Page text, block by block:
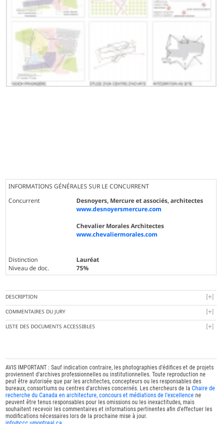
INFORMATIONS GÉNÉRALES SUR LE CONCURRENT
Concurrent
Desnoyers, Mercure et associés, architectes
www.desnoyersmercure.com
Chevalier Morales Architectes
www.chevaliermorales.com
Distinction
Lauréat
Niveau de doc.
75%
DESCRIPTION
COMMENTAIRES DU JURY
LISTE DES DOCUMENTS ACCESSIBLES
AVIS IMPORTANT : Sauf indication contraire, les photographies d'édifices et de projets
proviennent d'archives professionnelles ou institutionnelles. Toute reproduction ne
peut être autorisée que par les architectes, concepteurs ou les responsables des
bureaux, consortiums ou centres d'archives concernés. Les chercheurs de laChaire de
recherche du Canada en architecture, concours et médiations de l'excellence ne
peuvent être tenus responsables pour les omissions ou les inexactitudes, mais
souhaitent recevoir les commentaires et informations pertinentes afin d'effectuer les
modifications nécessaires lors de la prochaine mise à jour.